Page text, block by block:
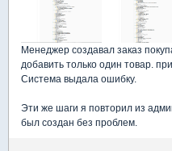
Менеджер создавал заказ
добавить только один товар.
Система выдала ошибку.
Эти же шаги я повторил из
был создан без проблем.